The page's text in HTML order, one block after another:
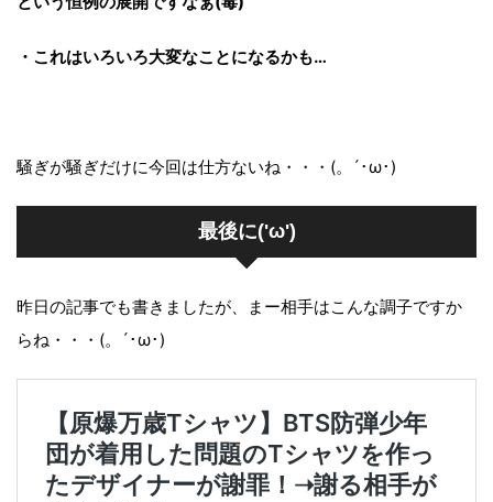
・これはいろいろ大変なことになるかも…
騒ぎが騒ぎだけに今回は仕方ないね・・・(。´･ω･)
最後に('ω')
昨日の記事でも書きましたが、まー相手はこんな調子ですか
らね・・・(。´･ω･)